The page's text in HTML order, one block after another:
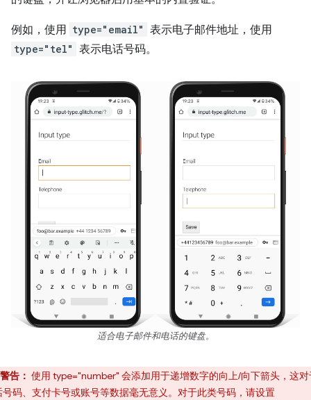
例如，使用 type="email" 表示电子邮件地址，使用
type="tel" 表示电话号码。
适合电子邮件和电话的键盘。
警告： 使用 type="number" 会添加用于递增数字的向上/向下箭头，这对
号码、支付卡号或账号等数据毫无意义。对于此类号码，请设置